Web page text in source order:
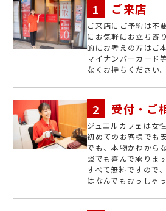
ご来店
ご来店にご予約は不
にお気軽にお立ち寄
的にお考えの方はご
マイナンバーカード
なくお持ちください。
受付・ご
ジュエルカフェは女
初めてのお客様でも
でも、本物かわから
談でも喜んで承りま
すべて無料ですので
はなんでもおっしゃ